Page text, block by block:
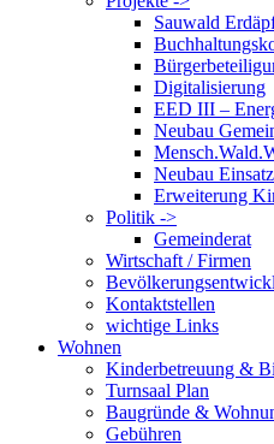
Sauwald
Digitalisierung
EED III –
Neubau
Neubau
Erweiterung
Politik ->
Gemeinderat
Wirtschaft / Firmen
Kontaktstellen
wichtige Links
Wohnen
Kinderbetreuung &
Turnsaal Plan
Baugründe &
Gebühren